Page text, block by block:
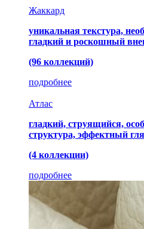
Жаккард
уникальная текстура,
гладкий и роскошный
(96 коллекций)
подробнее
Атлас
гладкий, струящийся,
структура, эффектный
(4 коллекции)
подробнее